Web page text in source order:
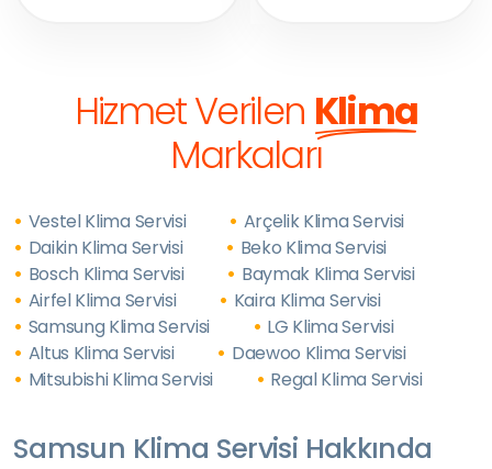
Hizmet Verilen Klima
Markaları
Vestel Klima Servisi
Arçelik Klima Servisi
Daikin Klima Servisi
Beko Klima Servisi
Bosch Klima Servisi
Baymak Klima Servisi
Airfel Klima Servisi
Kaira Klima Servisi
Samsung Klima Servisi
LG Klima Servisi
Altus Klima Servisi
Daewoo Klima Servisi
Mitsubishi Klima Servisi
Regal Klima Servisi
Samsun Klima Servisi Hakkında